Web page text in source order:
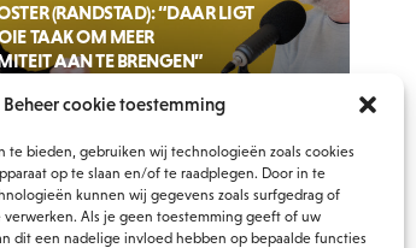
Beheer cookie toestemming
te bieden, gebruiken wij technologieën zoals cookies
op te slaan en/of te raadplegen. Door in te
kunnen wij gegevens zoals surfgedrag of
verwerken. Als je geen toestemming geeft of uw
dit een nadelige invloed hebben op bepaalde functies
(RANDSTAD): “DAAR LIGT
TAAK OM MEER
AAN TE BRENGEN”